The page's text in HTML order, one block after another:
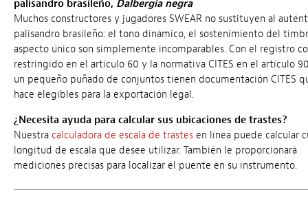
palisandro brasileño, Dalbergia negra
Muchos constructores y jugadores SWEAR no sustituyen al
palisandro brasileño: el tono dinámico, el sostenimiento del
aspecto único son simplemente incomparables. Con el registro
restringido en el artículo 60 y la normativa CITES en el artículo
un pequeño puñado de conjuntos tienen documentación CITES
hace elegibles para la exportación legal.
¿Necesita ayuda para calcular sus ubicaciones de trastes?
Nuestra calculadora de escala de trastes en línea puede calcular
longitud de escala que desee utilizar. También le proporcionará
mediciones precisas para localizar el puente en su instrumento.